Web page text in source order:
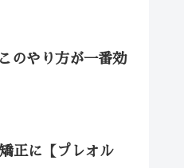
のやり方が一番効
正に【プレオル